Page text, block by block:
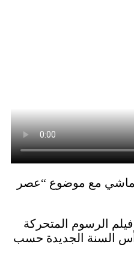
“تو يوان يوان” والذي يتماشي مع موضوع “عصر
فيلم الرسوم المتحركة
نشاهد الأرنب المفعم بالحيوية معا، ونرحب بالجميع لمشاهدة حفل عيد الربيع 2023 عشية رأس السنة الجديدة حسب